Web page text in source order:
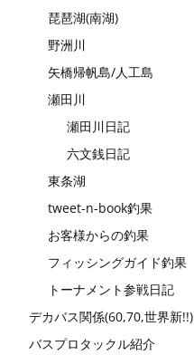
琵琶湖(南湖)
野洲川
矢橋帰帆島/人工島
瀬田川
瀬田川日記
六文銭日記
東条湖
tweet-n-book釣果
お客様からの釣果
フィッシングガイド釣果
トーナメント参戦日記
デカバス関係(60,70,世界新!!)
バスプロタックル紹介